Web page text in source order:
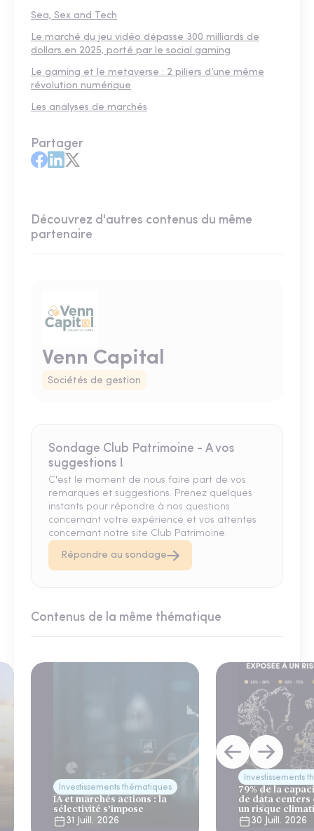
Sea, Sex and Tech
Le marché du jeu vidéo dépasse 300 milliards de
dollars en 2025, porté par le social gaming
Le gaming et le metaverse : 2 piliers d’une même
révolution numérique
Les analyses de marchés
Partager
Découvrez d'autres contenus du même
partenaire
Venn Capital
Sociétés de gestion
Sondage Club Patrimoine - A vos
suggestions !
C'est le moment de nous faire part de vos
remarques et suggestions. Prenez quelques
instants pour répondre à nos questions
concernant votre expérience et vos attentes
concernant notre site Club Patrimoine.
Répondre au sondage
Contenus de la même thématique
Investissements thématiques
IA et marchés actions : la
sélectivité s’impose
31 Juill. 2026
Investissements
79% de la
de data centers
un risque
30 Juill. 2026